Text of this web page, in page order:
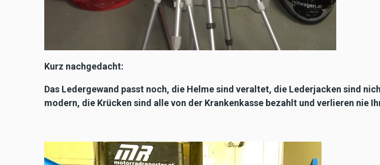
Kurz nachgedacht:
Das Ledergewand passt noch, die Helme sind veraltet, die Lederjacken sind
modern, die Krücken sind alle von der Krankenkasse bezahlt und verlieren nie